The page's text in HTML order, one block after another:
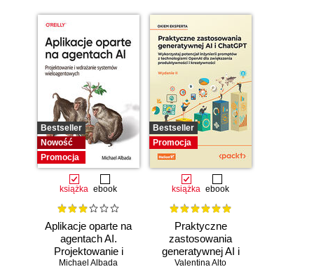
Bestseller
Nowość
Promocja
książka ebook
Aplikacje oparte na
agentach AI.
Projektowanie i
wdrażanie
Michael Albada
Bestseller
Promocja
książka ebook
Praktyczne
zastosowania
generatywnej AI i
ChatGPT.
Valentina Alto